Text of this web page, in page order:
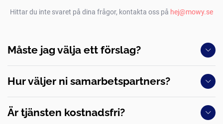
Hittar du inte svaret på dina frågor, kontakta oss på hej@mowy.se
Måste jag välja ett förslag?
Hur väljer ni samarbetspartners?
Är tjänsten kostnadsfri?